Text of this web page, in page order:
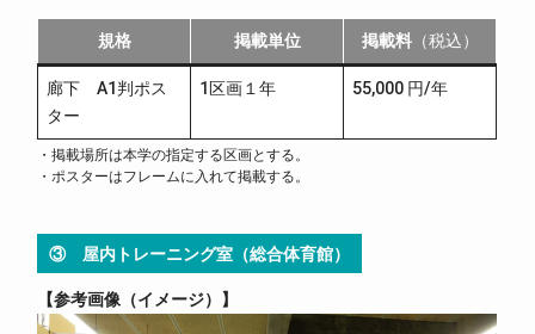
規格 掲載単位 掲載料（税込）
廊下 A1判ポス
ター
1区画１年 55,000 円/年
・掲載場所は本学の指定する区画とする。
・ポスターはフレームに入れて掲載する。
③ 屋内トレーニング室（総合体育館）
参考画像（イメージ）